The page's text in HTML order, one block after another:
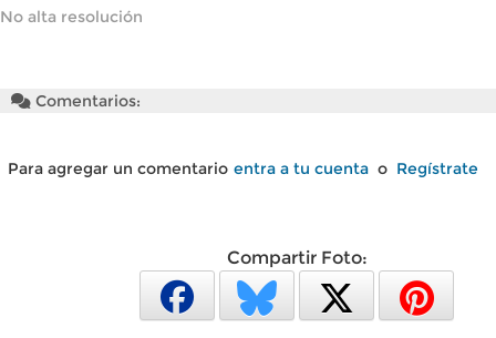
No alta resolución
Comentarios:
Para agregar un comentario entra a tu cuenta o Regístrate
Compartir Foto: